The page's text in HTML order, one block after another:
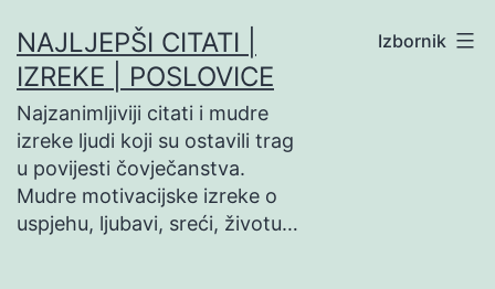
na
sadržaj
NAJLJEPŠI CITATI |
IZREKE | POSLOVICE
Najzanimljiviji citati i mudre
izreke ljudi koji su ostavili trag
u povijesti čovječanstva.
Mudre motivacijske izreke o
uspjehu, ljubavi, sreći, životu…
Izbornik